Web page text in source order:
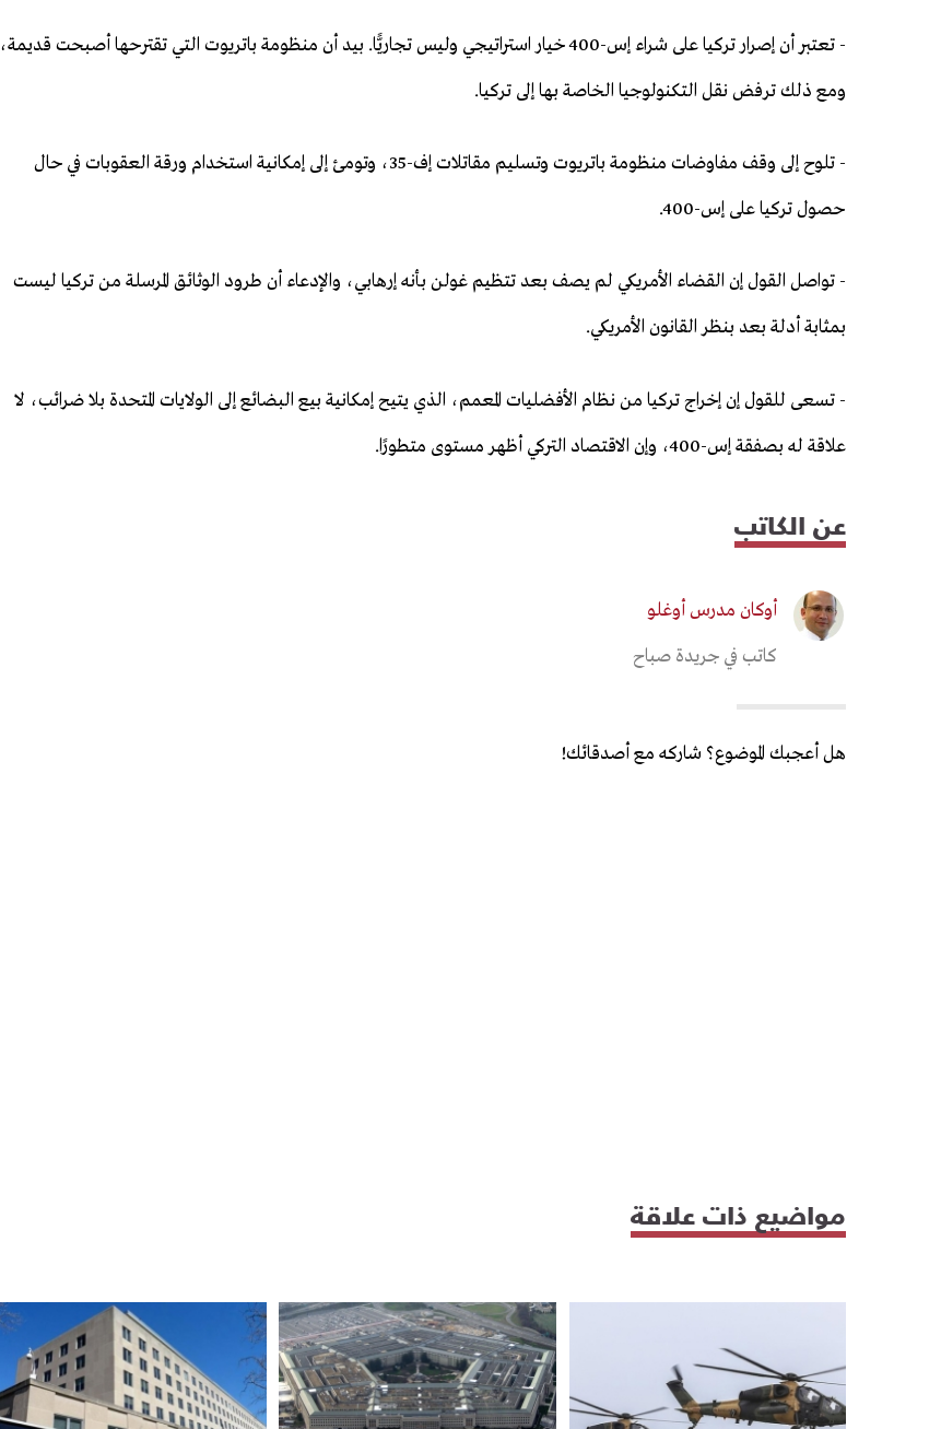
- تعتبر أن إصرار تركيا على شراء إس-400 خيار استراتيجي وليس تجاريًّا. بيد أن منظومة باتريوت التي تقترحها أصبحت قديمة،
ومع ذلك ترفض نقل التكنولوجيا الخاصة بها إلى تركيا.
- تلوح إلى وقف مفاوضات منظومة باتريوت وتسليم مقاتلات إف-35، وتومئ إلى إمكانية استخدام ورقة العقوبات في حال
حصول تركيا على إس-400.
- تواصل القول إن القضاء الأمريكي لم يصف بعد تتظيم غولن بأنه إرهابي، والإدعاء أن طرود الوثائق المرسلة من تركيا ليست
بمثابة أدلة بعد بنظر القانون الأمريكي.
- تسعى للقول إن إخراج تركيا من نظام الأفضليات المعمم، الذي يتيح إمكانية بيع البضائع إلى الولايات المتحدة بلا ضرائب، لا
علاقة له بصفقة إس-400، وإن الاقتصاد التركي أظهر مستوى متطورًا.
عن الكاتب
أوكان مدرس أوغلو
كاتب في جريدة صباح
هل أعجبك الموضوع؟ شاركه مع أصدقائك!
مواضيع ذات علاقة